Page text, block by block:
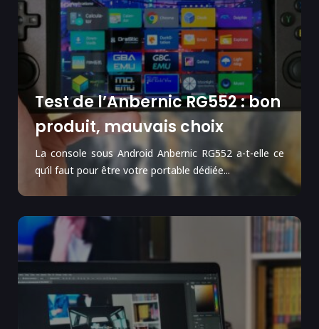
Test de l’Anbernic RG552 : bon
produit, mauvais choix
La console sous Android Anbernic RG552 a-t-elle ce
qu’il faut pour être votre portable dédiée...